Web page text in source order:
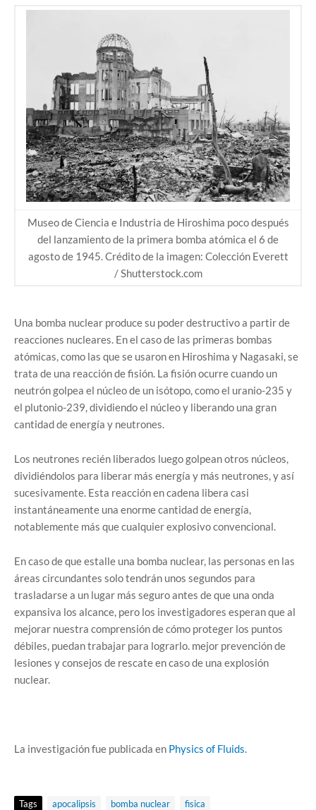
Museo de Ciencia e Industria de Hiroshima poco después
del lanzamiento de la primera bomba atómica el 6 de
agosto de 1945. Crédito de la imagen: Colección Everett
/ Shutterstock.com
Una bomba nuclear produce su poder destructivo a partir de
reacciones nucleares. En el caso de las primeras bombas
atómicas, como las que se usaron en Hiroshima y Nagasaki, se
trata de una reacción de fisión. La fisión ocurre cuando un
neutrón golpea el núcleo de un isótopo, como el uranio-235 y
el plutonio-239, dividiendo el núcleo y liberando una gran
cantidad de energía y neutrones.
Los neutrones recién liberados luego golpean otros núcleos,
dividiéndolos para liberar más energía y más neutrones, y así
sucesivamente. Esta reacción en cadena libera casi
instantáneamente una enorme cantidad de energía,
notablemente más que cualquier explosivo convencional.
En caso de que estalle una bomba nuclear, las personas en las
áreas circundantes solo tendrán unos segundos para
trasladarse a un lugar más seguro antes de que una onda
expansiva los alcance, pero los investigadores esperan que al
mejorar nuestra comprensión de cómo proteger los puntos
débiles, puedan trabajar para lograrlo. mejor prevención de
lesiones y consejos de rescate en caso de una explosión
nuclear.
La investigación fue publicada en Physics of Fluids.
Tags apocalipsis bomba nuclear fisica